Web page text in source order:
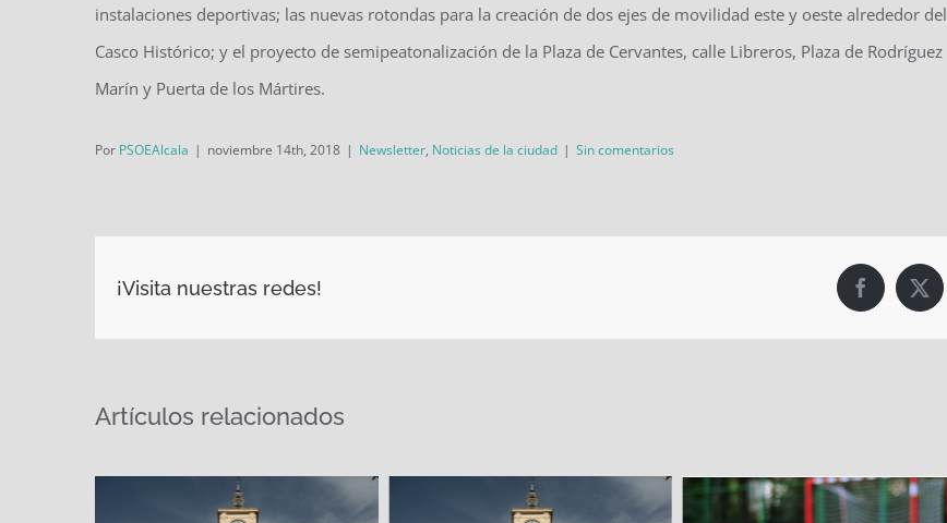
instalaciones deportivas; las nuevas rotondas para la creación de dos ejes de movilidad este y oeste alrededor del
Casco Histórico; y el proyecto de semipeatonalización de la Plaza de Cervantes, calle Libreros, Plaza de Rodríguez
Marín y Puerta de los Mártires.
Por PSOEAlcala | noviembre 14th, 2018 | Newsletter, Noticias de la ciudad | Sin comentarios
¡Visita nuestras redes! Facebook
X
Artículos relacionados